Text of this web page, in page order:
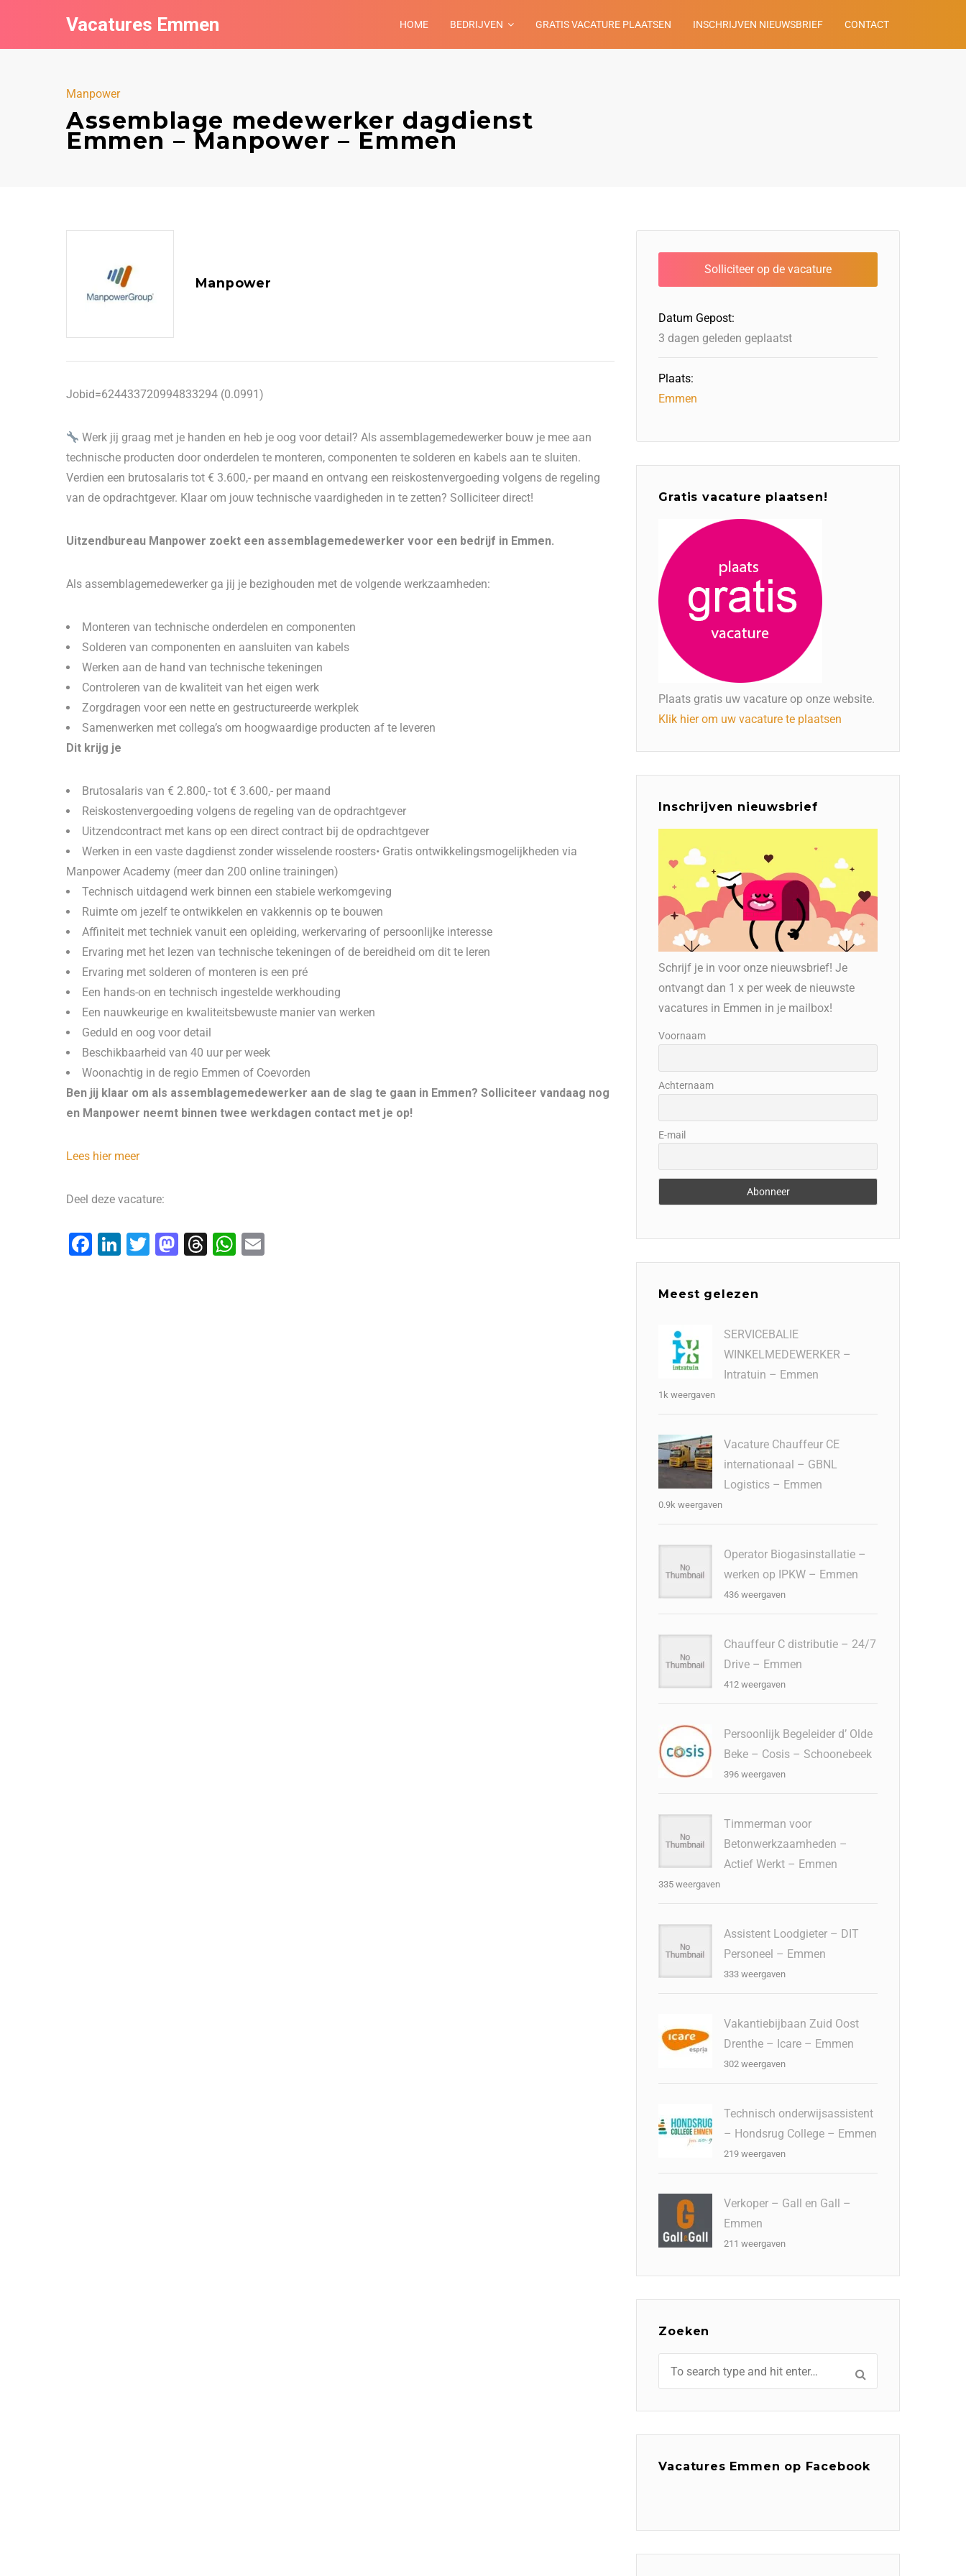
Vacatures Emmen HOME BEDRIJVEN GRATIS VACATURE PLAATSEN INSCHRIJVEN NIEUWSBRIEF CONTACT
Manpower
Assemblage medewerker dagdienst
Emmen – Manpower – Emmen
Manpower
Jobid=624433720994833294 (0.0991)
Werk jij graag met je handen en heb je oog voor detail? Als assemblagemedewerker bouw je mee aan
technische producten door onderdelen te monteren, componenten te solderen en kabels aan te sluiten.
Verdien een brutosalaris tot € 3.600,- per maand en ontvang een reiskostenvergoeding volgens de regeling
van de opdrachtgever. Klaar om jouw technische vaardigheden in te zetten? Solliciteer direct!
Uitzendbureau Manpower zoekt een assemblagemedewerker voor een bedrijf in Emmen.
Als assemblagemedewerker ga jij je bezighouden met de volgende werkzaamheden:
Monteren van technische onderdelen en componenten
Solderen van componenten en aansluiten van kabels
Werken aan de hand van technische tekeningen
Controleren van de kwaliteit van het eigen werk
Zorgdragen voor een nette en gestructureerde werkplek
Samenwerken met collega’s om hoogwaardige producten af te leveren
Dit krijg je
Brutosalaris van € 2.800,- tot € 3.600,- per maand
Reiskostenvergoeding volgens de regeling van de opdrachtgever
Uitzendcontract met kans op een direct contract bij de opdrachtgever
Werken in een vaste dagdienst zonder wisselende roosters• Gratis ontwikkelingsmogelijkheden via
Manpower Academy (meer dan 200 online trainingen)
Technisch uitdagend werk binnen een stabiele werkomgeving
Ruimte om jezelf te ontwikkelen en vakkennis op te bouwen
Affiniteit met techniek vanuit een opleiding, werkervaring of persoonlijke interesse
Ervaring met het lezen van technische tekeningen of de bereidheid om dit te leren
Ervaring met solderen of monteren is een pré
Een hands-on en technisch ingestelde werkhouding
Een nauwkeurige en kwaliteitsbewuste manier van werken
Geduld en oog voor detail
Beschikbaarheid van 40 uur per week
Woonachtig in de regio Emmen of Coevorden
Ben jij klaar om als assemblagemedewerker aan de slag te gaan in Emmen? Solliciteer vandaag nog
en Manpower neemt binnen twee werkdagen contact met je op!
Lees hier meer
Deel deze vacature:
F
Li
T
M T
W
Datum Gepost:
3 dagen geleden geplaatst
Plaats:
Emmen
Gratis vacature plaatsen!
Plaats gratis uw vacature op onze website.
Klik hier om uw vacature te plaatsen
Inschrijven nieuwsbrief
Schrijf je in voor onze nieuwsbrief! Je
ontvangt dan 1 x per week de nieuwste
vacatures in Emmen in je mailbox!
Voornaam
Achternaam
E-mail
Meest gelezen
SERVICEBALIE
WINKELMEDEWERKER –
Intratuin – Emmen
1k weergaven
Vacature Chauffeur CE
internationaal – GBNL
Logistics – Emmen
0.9k weergaven
Operator Biogasinstallatie –
werken op IPKW – Emmen
436 weergaven
Chauffeur C distributie – 24/7
Drive – Emmen
412 weergaven
Persoonlijk Begeleider d’ Olde
Beke – Cosis – Schoonebeek
396 weergaven
Timmerman voor
Betonwerkzaamheden –
Actief Werkt – Emmen
335 weergaven
Assistent Loodgieter – DIT
Personeel – Emmen
333 weergaven
Vakantiebijbaan Zuid Oost
Drenthe – Icare – Emmen
302 weergaven
Technisch onderwijsassistent
– Hondsrug College – Emmen
219 weergaven
Verkoper – Gall en Gall –
Emmen
211 weergaven
Zoeken
Vacatures Emmen op Facebook